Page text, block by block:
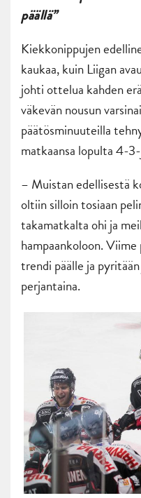
päällä”
Kiekkonippujen
kaukaa, kuin Liigan
johti ottelua kahden
väkevän nousun
päätösminuuteilla
matkaansa lopulta 4-
– Muistan edellisestä
oltiin silloin tosiaan
takamatkalta ohi ja
hampaankoloon. Viime
trendi päälle ja
perjantaina.